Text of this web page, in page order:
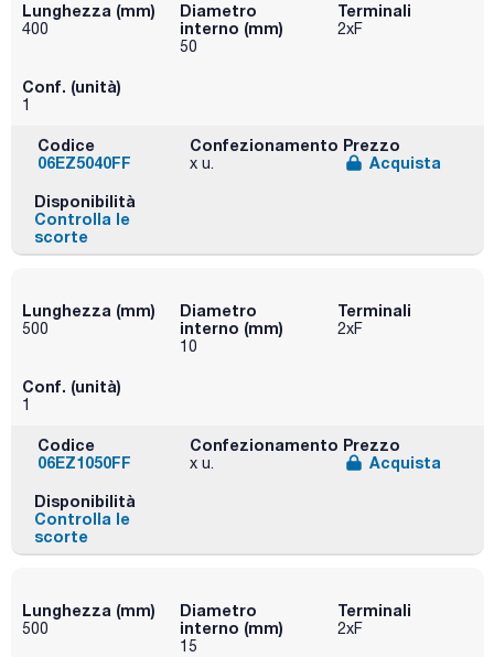
Lunghezza (mm)
400
Diametro
interno (mm)
50
Terminali
2xF
Conf. (unità)
1
Codice
06EZ5040FF
Confezionamento
x u.
Prezzo
Acquista
Disponibilità
Controlla le
scorte
Lunghezza (mm)
500
Diametro
interno (mm)
10
Terminali
2xF
Conf. (unità)
1
Codice
06EZ1050FF
Confezionamento
x u.
Prezzo
Acquista
Disponibilità
Controlla le
scorte
Lunghezza (mm)
500
Diametro
interno (mm)
15
Terminali
2xF